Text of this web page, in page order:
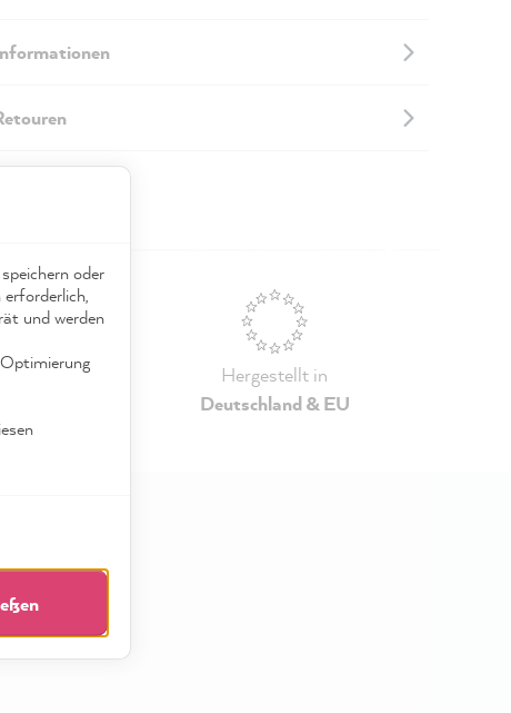
Hergestellt in
Deutschland & EU
oder
und werden